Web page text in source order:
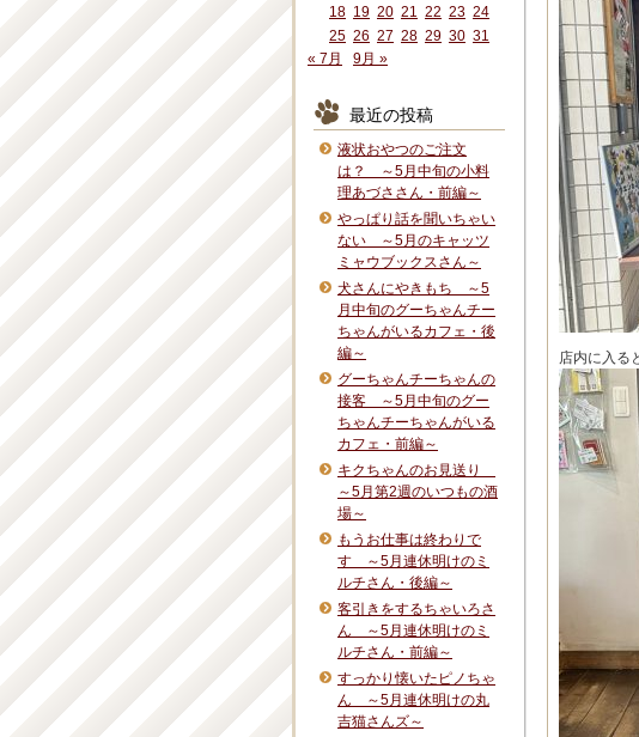
店内に入る
18 19 20 21 22 23 24
25 26 27 28 29 30 31
« 7月
9月 »
最近の投稿
液状おやつのご注文
は？ ～5月中旬の小料
理あづささん・前編～
やっぱり話を聞いちゃい
ない ～5月のキャッツ
ミャウブックスさん～
犬さんにやきもち ～5
月中旬のグーちゃんチー
ちゃんがいるカフェ・後
編～
グーちゃんチーちゃんの
接客 ～5月中旬のグー
ちゃんチーちゃんがいる
カフェ・前編～
キクちゃんのお見送り
～5月第2週のいつもの酒
場～
もうお仕事は終わりで
す ～5月連休明けのミ
ルチさん・後編～
客引きをするちゃいろさ
ん ～5月連休明けのミ
ルチさん・前編～
すっかり懐いたピノちゃ
ん ～5月連休明けの丸
吉猫さんズ～